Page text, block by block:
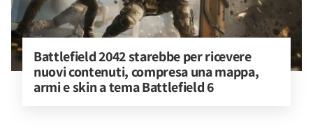
Battlefield 2042 starebbe per ricevere
nuovi contenuti, compresa una mappa,
armi e skin a tema Battlefield 6